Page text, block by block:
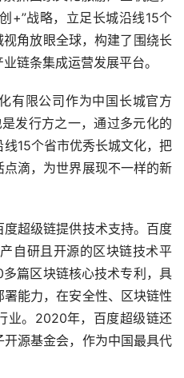
+”战略，立足长城沿线15个
角放眼全球，构建了围绕长
链条集成运营发展平台。
有限公司作为中国长城官方
发行方之一，通过多元化的
15个省市优秀长城文化，把
滴，为世界展现不一样的新
超级链提供技术支持。百度
自研且开源的区块链技术平
篇区块链核心技术专利，具
能力，在安全性、区块链性
业。2020年，百度超级链还
源基金会，作为中国最具代